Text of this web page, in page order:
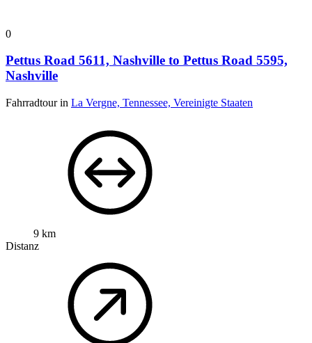
0
Pettus Road 5611, Nashville to Pettus Road 5595,
Nashville
Fahrradtour in La Vergne, Tennessee, Vereinigte Staaten
9 km
Distanz